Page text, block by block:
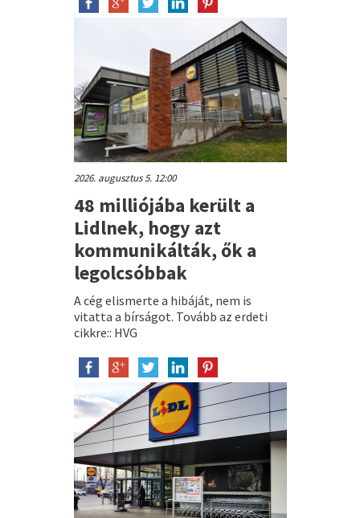
2026. augusztus 5. 12:00
48 milliójába került a
Lidlnek, hogy azt
kommunikálták, ők a
legolcsóbbak
A cég elismerte a hibáját, nem is
vitatta a bírságot. Tovább az erdeti
cikkre:: HVG